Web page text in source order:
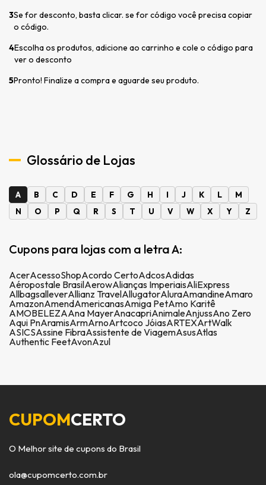
3Se for desconto, basta clicar. se for código você precisa copiar
o código.
4Escolha os produtos, adicione ao carrinho e cole o código para
ver o desconto
5Pronto! Finalize a compra e aguarde seu produto.
Glossário de Lojas
A B C D E F G H I J K L
M
N
O P Q R S T U V W X Y Z
Cupons para lojas com a letra A:
AcerAcessoShopAcordo CertoAdcosAdidas
Aéropostale BrasilAerowAlianças ImperiaisAliExpress
AllbagsalleverAllianz TravelAllugatorAluraAmandineAmaro
AmazonAmendAmericanasAmiga PetAmo Karitê
AMOBELEZAAna MayerAnacapriAnimaleAnjussAno Zero
Aqui PnAramisArmArnoArtcoco JóiasARTEXArtWalk
ASICSAssine FibraAssistente de ViagemAsusAtlas
Authentic FeetAvonAzul
CUPOMCERTO
O Melhor site de cupons do Brasil
ola@cupomcerto.com.br